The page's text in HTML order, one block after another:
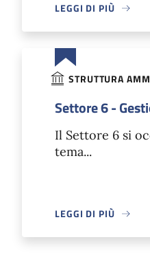
LEGGI DI PIÙ
STRUTTURA
Settore 6 -
Il Settore 6 si
tema...
LEGGI DI PIÙ